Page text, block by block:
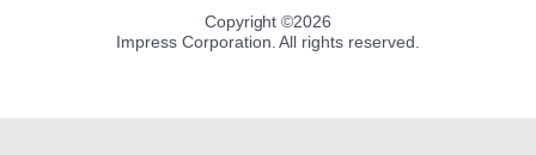
Copyright ©2026
Impress Corporation. All rights reserved.